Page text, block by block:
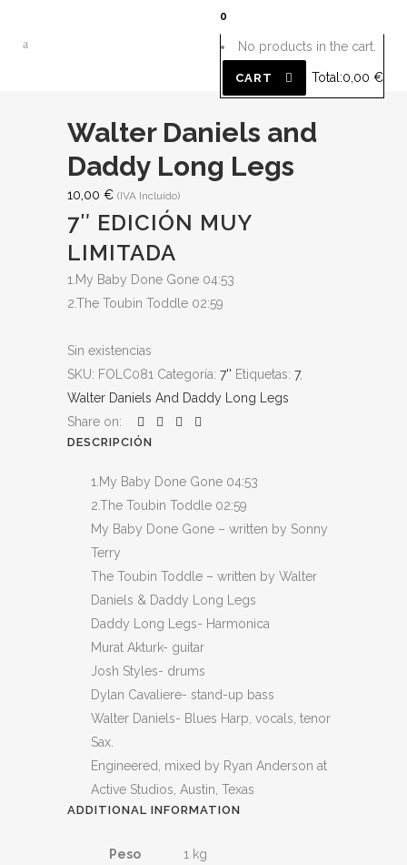
0
No products in the cart.
CART Total:0,00 €
Walter Daniels and
Daddy Long Legs
10,00 € (IVA Incluido)
7″ EDICIÓN MUY
LIMITADA
1.My Baby Done Gone 04:53
2.The Toubin Toddle 02:59
Sin existencias
SKU: FOLC081 Categoría: 7'' Etiquetas: 7,
Walter Daniels And Daddy Long Legs
Share on:
DESCRIPCIÓN
1.My Baby Done Gone 04:53
2.The Toubin Toddle 02:59
My Baby Done Gone – written by Sonny
Terry
The Toubin Toddle – written by Walter
Daniels & Daddy Long Legs
Daddy Long Legs- Harmonica
Murat Akturk- guitar
Josh Styles- drums
Dylan Cavaliere- stand-up bass
Walter Daniels- Blues Harp, vocals, tenor
Sax.
Engineered, mixed by Ryan Anderson at
Active Studios, Austin, Texas
ADDITIONAL INFORMATION
Peso 1 kg